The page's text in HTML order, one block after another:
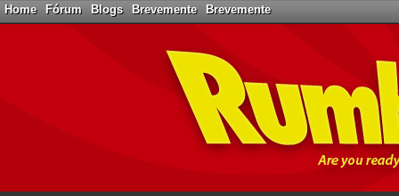
Home Fórum Blogs Brevemente Brevemente